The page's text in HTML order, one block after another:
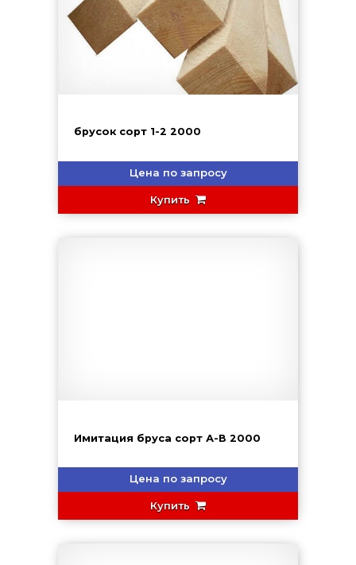
брусок сорт 1-2 2000
Цена по запросу
Купить
Имитация бруса сорт А-В 2000
Цена по запросу
Купить